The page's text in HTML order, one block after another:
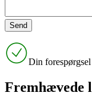
Din
Fremhævede